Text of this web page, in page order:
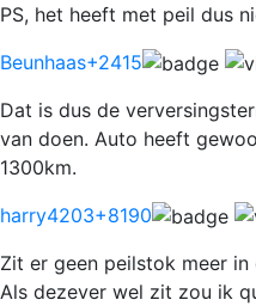
PS, het heeft met peil dus
Beunhaas+2415
Dat is dus de
van doen. Auto heeft
1300km.
harry4203+8190
Zit er geen peilstok meer in
Als dezever wel zit zou ik